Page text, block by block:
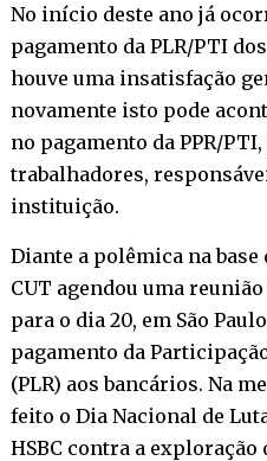
No início deste ano já
pagamento da PLR/PTI
houve uma insatisfação
novamente isto pode
no pagamento da PPR/
trabalhadores,
instituição.
Diante a polêmica na
CUT agendou uma
para o dia 20, em São
pagamento da
(PLR) aos bancários. Na
feito o Dia Nacional de
HSBC contra a